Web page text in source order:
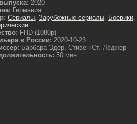
2020
Германия
Сериалы, Зарубежные сериалы, Боевики,
FHD (1080p)
в России: 2020-10-23
Барбара Эдер, Стивен Ст. Леджер
50 мин